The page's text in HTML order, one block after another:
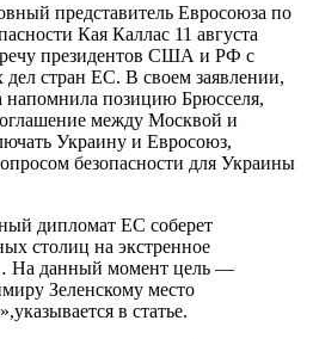
представитель Евросоюза по
Кая Каллас 11 августа
президентов США и РФ с
стран ЕС. В своем заявлении,
напомнила позицию Брюсселя,
между Москвой и
Украину и Евросоюз,
безопасности для Украины
дипломат ЕС соберет
столиц на экстренное
На данный момент цель —
Зеленскому место
в статье.